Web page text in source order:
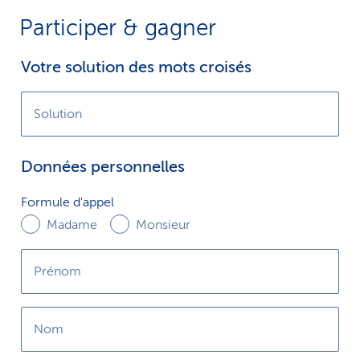
s
e
r
v
i
e
Participer & gagner
Votre solution des mots croisés
Solution
Données personnelles
Formule
d'appel
Formule d'appel
Madame
Monsieur
Prénom
Nom